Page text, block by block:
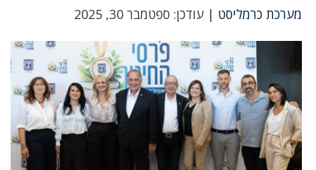
מערכת כרמליסט | עודכן: ספטמבר 30, 2025